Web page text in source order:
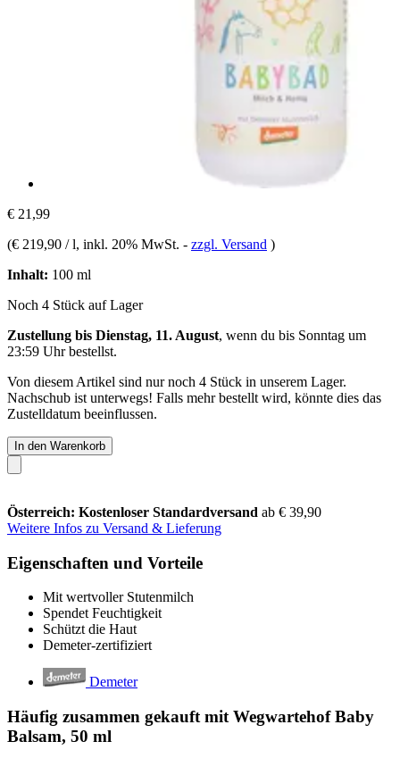
€ 21,99
(€ 219,90 / l, inkl. 20% MwSt. - zzgl. Versand )
Inhalt: 100 ml
Noch 4 Stück auf Lager
Zustellung bis Dienstag, 11. August, wenn du bis Sonntag um
23:59 Uhrbestellst.
Von diesem Artikel sind nur noch 4 Stück in unserem Lager.
Nachschub ist unterwegs! Falls mehr bestellt wird, könnte dies das
Zustelldatum beeinflussen.
In den Warenkorb
Österreich: Kostenloser Standardversand ab € 39,90
Weitere Infos zu Versand & Lieferung
Eigenschaften und Vorteile
Mit wertvoller Stutenmilch
Spendet Feuchtigkeit
Schützt die Haut
Demeter-zertifiziert
Demeter
Häufig zusammen gekauft mit Wegwartehof Baby
Balsam, 50 ml